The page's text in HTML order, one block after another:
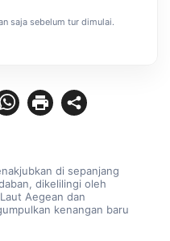
di sepanjang
dikelilingi oleh
Aegean dan
kenangan baru
saja sebelum tur dimulai.